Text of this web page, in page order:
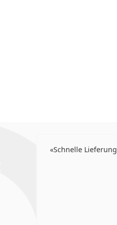
Schnelle Lieferung